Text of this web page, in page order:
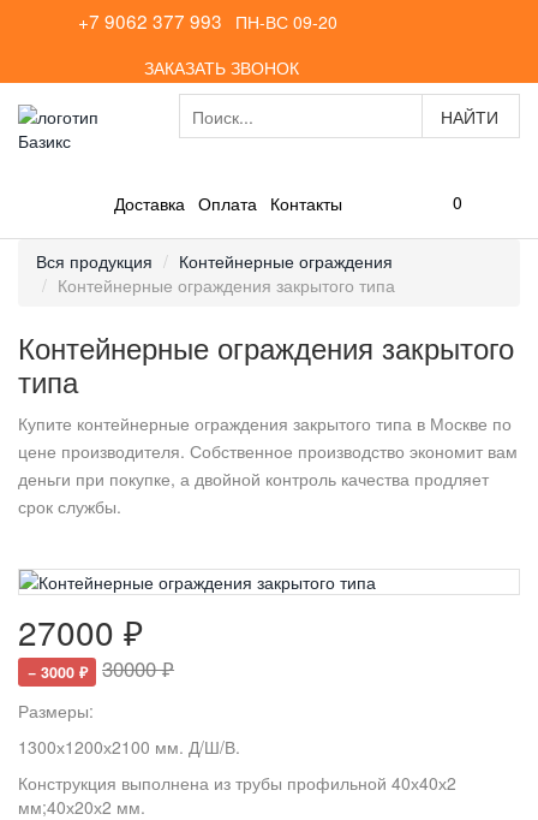
+7 9062 377 993
ПН-ВС 09-20
ЗАКАЗАТЬ ЗВОНОК
Доставка Оплата Контакты 0
Вся продукция
Контейнерные ограждения
Контейнерные ограждения закрытого типа
Контейнерные ограждения закрытого
типа
Купите контейнерные ограждения закрытого типа в Москве по
цене производителя. Собственное производство экономит вам
деньги при покупке, а двойной контроль качества продляет
срок службы.
27000 ₽
− 3000 ₽ 30000 ₽
Размеры:
1300х1200х2100 мм. Д/Ш/В.
Конструкция выполнена из трубы профильной 40х40х2
мм;40х20х2 мм.